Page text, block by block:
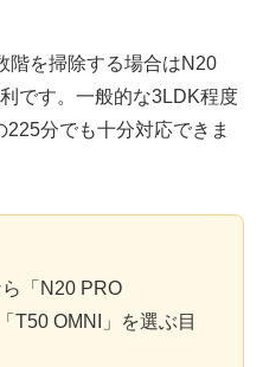
階を掃除する場合はN20
です。一般的な3LDK程度
分でも十分対応できま
「N20 PRO
T50 OMNI」を選ぶ目